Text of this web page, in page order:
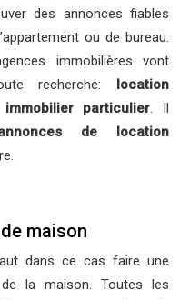
des annonces fiables
ou de bureau.
immobilières vont
recherche: location
particulier. Il
de location
maison
dans ce cas faire une
la maison. Toutes les